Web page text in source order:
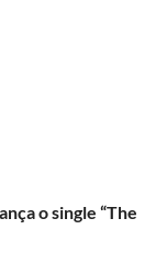
o single “The